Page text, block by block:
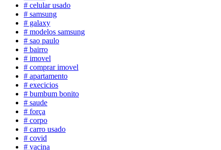
# celular usado
# samsung
# galaxy
# modelos samsung
# sao paulo
# bairro
# imovel
# comprar imovel
# apartamento
# execicios
# bumbum bonito
# saude
# força
# corpo
# carro usado
# covid
# vacina